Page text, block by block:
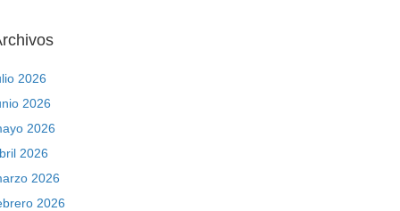
2026
2026
2026
2026
2026
2026